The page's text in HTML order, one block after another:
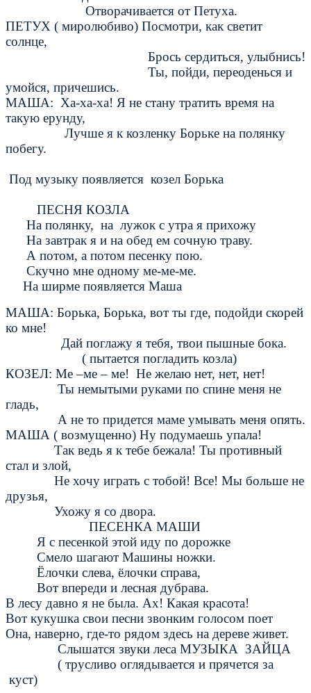
Отворачивается от Петуха.
ПЕТУХ ( миролюбиво) Посмотри, как светит
солнце,
Брось сердиться, улыбнись!
Ты, пойди, переоденься и
умойся, причешись.
МАША: Ха-ха-ха! Я не стану тратить время на
такую ерунду,
Лучше я к козленку Борьке на полянку
побегу.
Под музыку появляется козел Борька
ПЕСНЯ КОЗЛА
На полянку, на лужок с утра я прихожу
На завтрак я и на обед ем сочную траву.
А потом, а потом песенку пою.
Скучно мне одному ме-ме-ме.
На ширме появляется Маша
МАША: Борька, Борька, вот ты где, подойди скорей
ко мне!
Дай поглажу я тебя, твои пышные бока.
( пытается погладить козла)
КОЗЕЛ: Ме –ме – ме! Не желаю нет, нет, нет!
Ты немытыми руками по спине меня не
гладь,
А не то придется маме умывать меня опять.
МАША ( возмущенно) Ну подумаешь упала!
Так ведь я к тебе бежала! Ты противный
стал и злой,
Не хочу играть с тобой! Все! Мы больше не
друзья,
Ухожу я со двора.
ПЕСЕНКА МАШИ
Я с песенкой этой иду по дорожке
Смело шагают Машины ножки.
Ёлочки слева, ёлочки справа,
Вот впереди и лесная дубрава.
В лесу давно я не была. Ах! Какая красота!
Вот кукушка свои песни звонким голосом поет
Она, наверно, где-то рядом здесь на дереве живет.
Слышатся звуки леса МУЗЫКА ЗАЙЦА
( трусливо оглядывается и прячется за
куст)